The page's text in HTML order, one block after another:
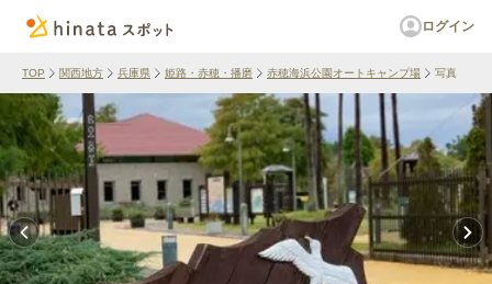
ログイン
TOP 関西地方 兵庫県 姫路・赤穂・播磨 赤穂海浜公園オートキャンプ場 写真